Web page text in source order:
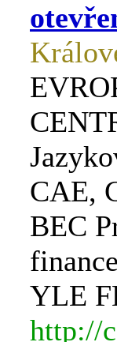
CAE,
BEC
YLE
http://